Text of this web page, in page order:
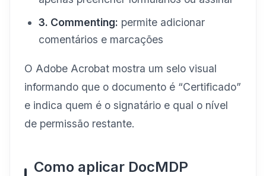
3. Commenting: permite adicionar
comentários e marcações
O Adobe Acrobat mostra um selo visual
informando que o documento é “Certificado”
e indica quem é o signatário e qual o nível
de permissão restante.
Como aplicar DocMDP